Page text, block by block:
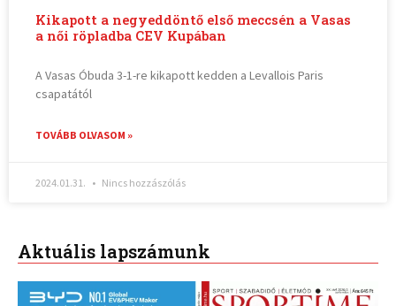
Kikapott a negyeddöntő első meccsén a Vasas
a női röpladba CEV Kupában
A Vasas Óbuda 3-1-re kikapott kedden a Levallois Paris
csapatától
TOVÁBB OLVASOM »
2024.01.31. Nincs hozzászólás
Aktuális lapszámunk